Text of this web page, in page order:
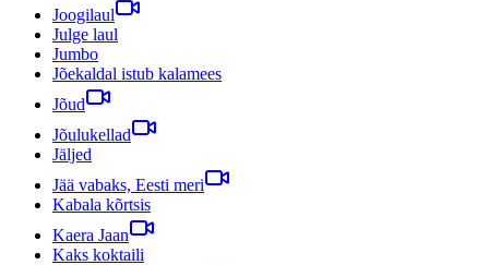
Joogilaul
Julge laul
Jumbo
Jõekaldal istub kalamees
Jõud
Jõulukellad
Jäljed
Jää vabaks, Eesti meri
Kabala kõrtsis
Kaera Jaan
Kaks koktaili